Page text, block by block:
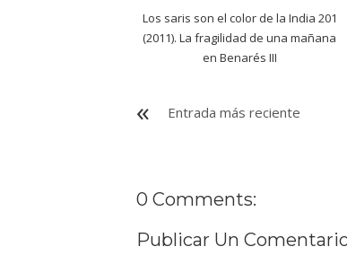
Los saris son el color de la India 201
(2011). La fragilidad de una mañana
en Benarés III
Entrada más reciente
0 Comments:
Publicar Un